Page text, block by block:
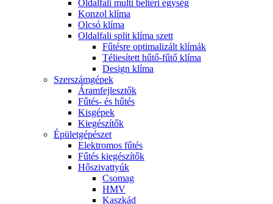
Oldalfali multi beltéri egység
Konzol klíma
Olcsó klíma
Oldalfali split klíma szett
Fűtésre optimalizált klímák
Téliesített hűtő-fűtő klíma
Design klíma
Szerszámgépek
Áramfejlesztők
Fűtés- és hűtés
Kisgépek
Kiegészítők
Épületgépészet
Elektromos fűtés
Fűtés kiegészítők
Hőszivattyúk
Csomag
HMV
Kaszkád